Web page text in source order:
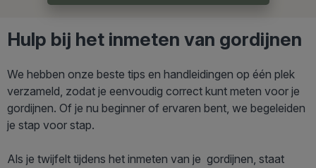
Hulp bij het inmeten van gordijnen
We hebben onze beste tips en handleidingen op één plek
verzameld, zodat je eenvoudig correct kunt meten voor je
gordijnen. Of je nu beginner of ervaren bent, we begeleiden
je stap voor stap.
Als je twijfelt tijdens het inmeten van je gordijnen, staat